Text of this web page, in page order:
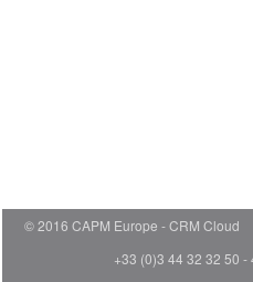
© 2016 CAPM Europe
CRM Cloud
+33 (0)3 44 32 32 50